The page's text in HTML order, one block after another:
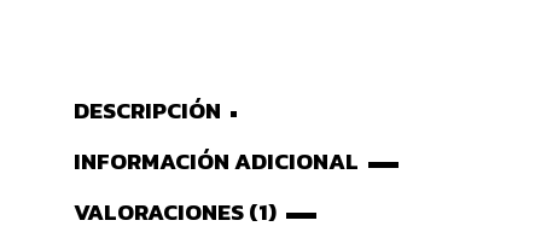
DESCRIPCIÓN
INFORMACIÓN ADICIONAL
VALORACIONES (1)